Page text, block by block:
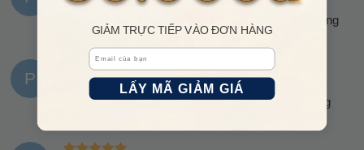
Đóng gói sản phẩm rất đẹp và chắc chắn, giao đúng
mẫu đồng hồ, đẹp lắm ạ.
P Phạm Hoàng Việt 21:38, 04/07/2023
Cảm ơn shop tư vấn nhiệt tình. E nhận được hàng
GIẢM TRỰC TIẾP VÀO ĐƠN HÀNG
Email
LẤY MÃ GIẢM GIÁ